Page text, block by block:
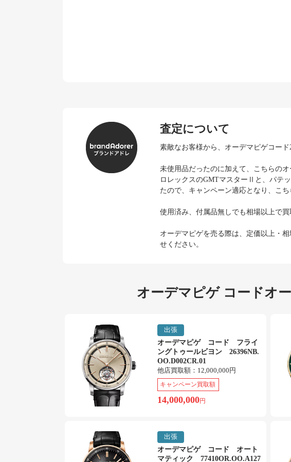
査定について
素敵なお客様から、オーデマピゲコード
未使用品だったのに加えて、こちらのオ
ロレックスのGMTマスターⅡと、パテ
たので、キャンペーン適応となり、こ
使用済み、付属品無しでも相場以上で買
オーデマピゲを売る際は、定価以上・
せください。
オーデマピゲ コードオ
出張
オーデマピゲ コード フライ
ングトゥールビヨン 26396NB.
OO.D002CR.01
他店買取額： 12,000,000円
キャンペーン買取額
14,000,000円
出張
オーデマピゲ コード オート
マティック 77410OR.OO.A127